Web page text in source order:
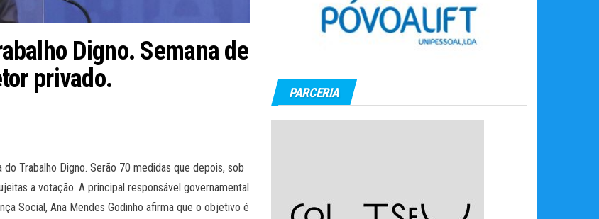
Digno. Semana de
privado.
Trabalho Digno. Serão 70 medidas que depois, sob
a votação. A principal responsável governamental
Social, Ana Mendes Godinho afirma que o objetivo é
PARCERIA